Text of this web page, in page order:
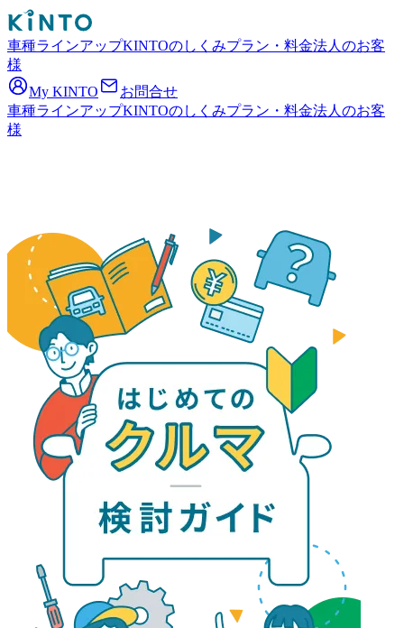
車種ラインアップKINTOのしくみプラン・料金法人のお客
様
My KINTO
お問合せ
車種ラインアップKINTOのしくみプラン・料金法人のお客
様